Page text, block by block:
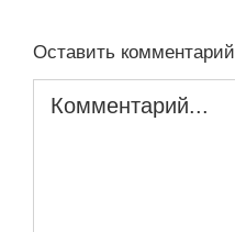
Оставить комментарий